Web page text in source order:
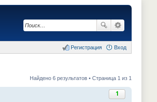
Вход
Регистрация
Найдено 6 результатов • Страница 1 из 1
1